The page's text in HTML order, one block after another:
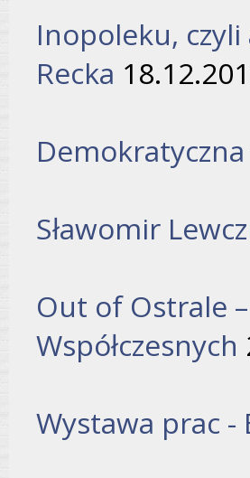
Inopoleku, czyli
Recka
Sławomir
Out of Ostrale
Współczesnych
Wystawa prac